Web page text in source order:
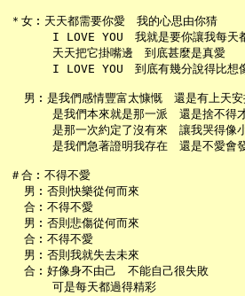
＊女︰天天都需要你愛　我的心思由你猜
I LOVE YOU　我就是要你讓我每天
       天天把它掛嘴邊　到底甚麼是真愛
I LOVE YOU　到底有幾分說得比想
男︰是我們感情豐富太慷慨　還是有上天
是我們本來就是那一派　還是捨不得
是那一次約定了沒有來　讓我哭得像
是我們急著證明我存在　還是不愛會
＃合︰不得不愛
   男︰否則快樂從何而來
   合︰不得不愛
   男︰否則悲傷從何而來
   合︰不得不愛
   男︰否則我就失去未來
   合︰好像身不由己　不能自己很失敗
       可是每天都過得精彩